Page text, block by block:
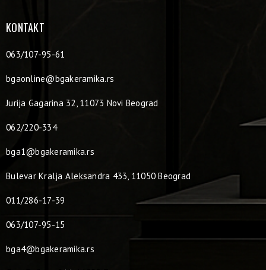
KONTAKT
063/107-95-61
bgaonline@bgakeramika.rs
Jurija Gagarina 32, 11073 Novi Beograd
062/220-334
bga1@bgakeramika.rs
Bulevar Kralja Aleksandra 433, 11050 Beograd
011/286-17-39
063/107-95-15
bga4@bgakeramika.rs